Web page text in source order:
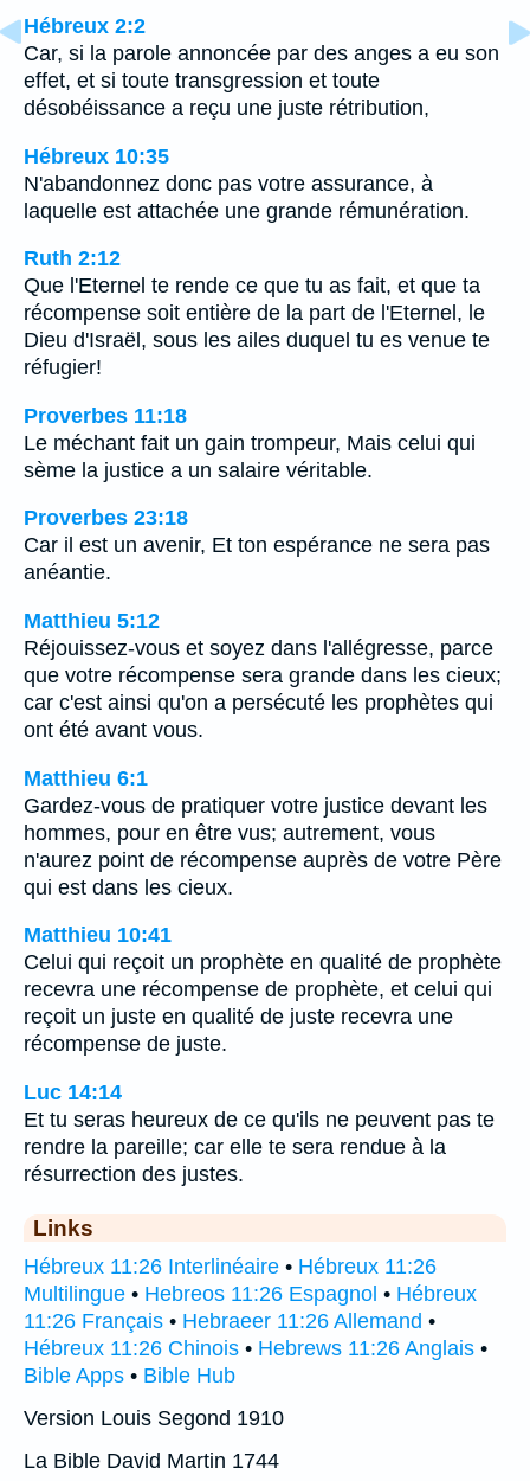
Hébreux 2:2
Car, si la parole annoncée par des anges a eu son
effet, et si toute transgression et toute
désobéissance a reçu une juste rétribution,
Hébreux 10:35
N'abandonnez donc pas votre assurance, à
laquelle est attachée une grande rémunération.
Ruth 2:12
Que l'Eternel te rende ce que tu as fait, et que ta
récompense soit entière de la part de l'Eternel, le
Dieu d'Israël, sous les ailes duquel tu es venue te
réfugier!
Proverbes 11:18
Le méchant fait un gain trompeur, Mais celui qui
sème la justice a un salaire véritable.
Proverbes 23:18
Car il est un avenir, Et ton espérance ne sera pas
anéantie.
Matthieu 5:12
Réjouissez-vous et soyez dans l'allégresse, parce
que votre récompense sera grande dans les cieux;
car c'est ainsi qu'on a persécuté les prophètes qui
ont été avant vous.
Matthieu 6:1
Gardez-vous de pratiquer votre justice devant les
hommes, pour en être vus; autrement, vous
n'aurez point de récompense auprès de votre Père
qui est dans les cieux.
Matthieu 10:41
Celui qui reçoit un prophète en qualité de prophète
recevra une récompense de prophète, et celui qui
reçoit un juste en qualité de juste recevra une
récompense de juste.
Luc 14:14
Et tu seras heureux de ce qu'ils ne peuvent pas te
rendre la pareille; car elle te sera rendue à la
résurrection des justes.
Links
Hébreux 11:26 Interlinéaire • Hébreux 11:26
Multilingue • Hebreos 11:26 Espagnol • Hébreux
11:26 Français • Hebraeer 11:26 Allemand •
Hébreux 11:26 Chinois • Hebrews 11:26 Anglais •
Bible Apps • Bible Hub
Version Louis Segond 1910
La Bible David Martin 1744